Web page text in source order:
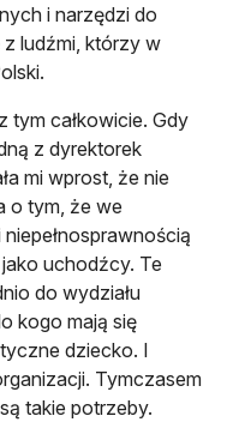
i narzędzi do
ludźmi, którzy w
tym całkowicie. Gdy
z dyrektorek
mi wprost, że nie
o tym, że we
uchodźcy. Te
do wydziału
kogo mają się
dziecko. I
Tymczasem
takie potrzeby.